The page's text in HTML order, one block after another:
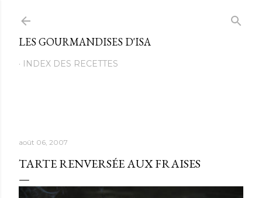
LES GOURMANDISES D'ISA
INDEX DES RECETTES
août 06, 2007
TARTE RENVERSÉE AUX FRAISES